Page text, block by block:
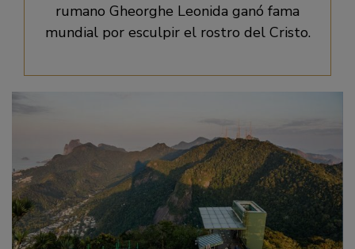
rumano Gheorghe Leonida ganó fama
mundial por esculpir el rostro del Cristo.